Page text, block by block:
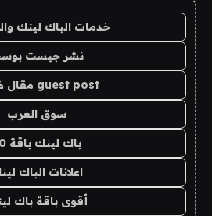
خدمات الباك لينك
نشر جيست
guest post مقال ضيف
سوق العرب
باك لينك باقة 20
اعلانات الباك
أقوى باقة باك